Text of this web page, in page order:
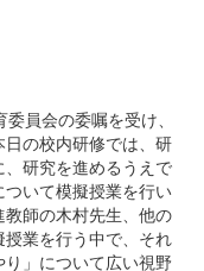
員会の委嘱を受け、
の校内研修では、研
研究を進めるうえで
いて模擬授業を行い
師の木村先生、他の
業を行う中で、それ
」について広い視野